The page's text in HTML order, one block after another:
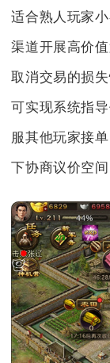
适合熟人玩家
渠道开展高价
取消交易的损
可实现系统指
服其他玩家接
下协商议价空